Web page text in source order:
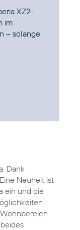
XZ2-
im
– solange
Dank
Neuheit ist
ein und die